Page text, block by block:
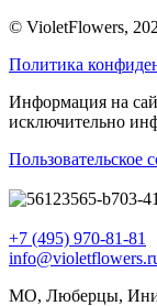
© VioletFlowers,
Политика
Информация на
исключительно
Пользовательское
+7 (495) 970-81-81
МО, Люберцы,